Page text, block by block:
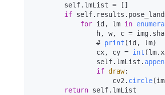
        self.
lmList = []
if self. results .
for id, lm in
                h, w, c = img.
                #
print (id, lm)
                cx, cy =
int (lm. x
                self.
lmList .
if draw:
                    cv2.
circle
return self. lmList